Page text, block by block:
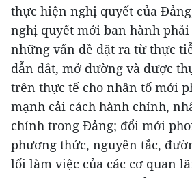
thực hiện nghị quyết của
nghị quyết mới ban hành
những vấn đề đặt ra từ thực
dẫn dắt, mở đường và được
trên thực tế cho nhân tố mới
mạnh cải cách hành chính,
chính trong Đảng; đổi mới
phương thức, nguyên tắc,
lối làm việc của các cơ quan